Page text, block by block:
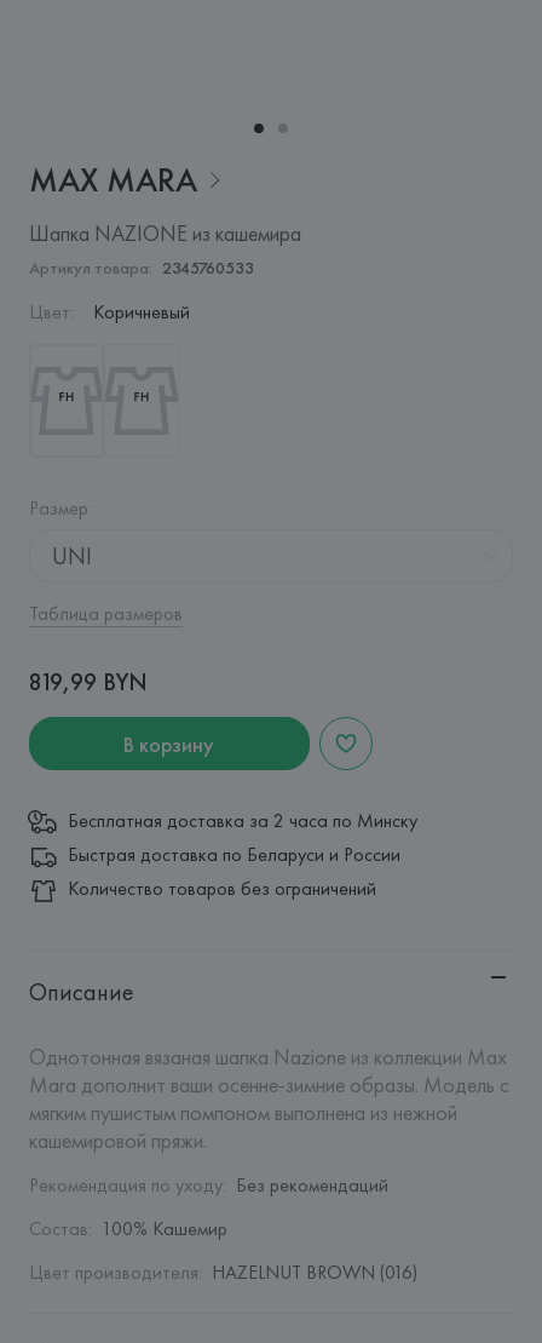
MAX MARA
Шапка NAZIONE из кашемира
Артикул товара: 2345760533
Цвет: Коричневый
Размер:
UNI
Таблица размеров
819,99 BYN
В корзину
Бесплатная доставка за 2 часа по Минску
Быстрая доставка по Беларуси и России
Количество товаров без ограничений
Описание
Однотонная вязаная шапка Nazione из коллекции Max
Mara дополнит ваши осенне-зимние образы. Модель с
мягким пушистым помпоном выполнена из нежной
кашемировой пряжи.
Рекомендация по уходу: Без рекомендаций
Состав: 100% Кашемир
Цвет производителя: HAZELNUT BROWN (016)